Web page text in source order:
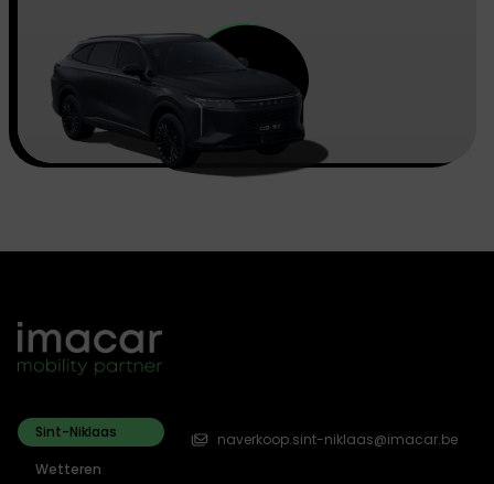
Sint-Niklaas
Wetteren
naverkoop.sint-niklaas@imacar.be